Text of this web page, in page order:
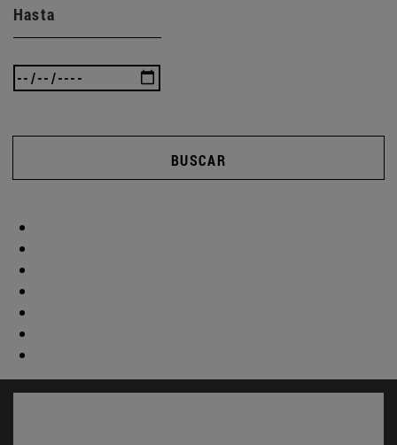
Hasta
BUSCAR